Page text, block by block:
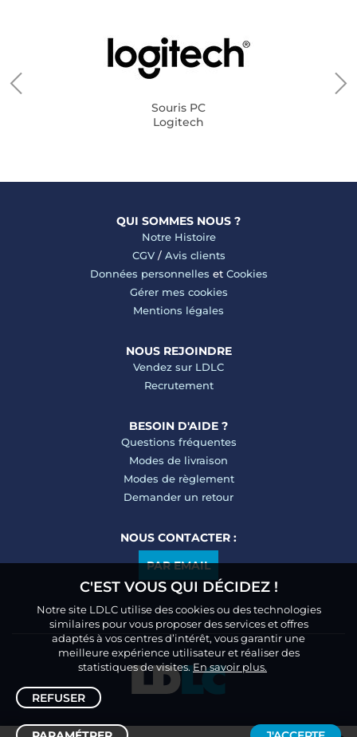
Souris PC
Logitech
QUI SOMMES NOUS ?
Notre Histoire
CGV/ Avis clients
Données personnelles et Cookies
Gérer mes cookies
Mentions légales
NOUS REJOINDRE
Vendez sur LDLC
Recrutement
BESOIN D'AIDE ?
Questions fréquentes
Modes de livraison
Modes de règlement
Demander un retour
NOUS CONTACTER :
PAR EMAIL
C'EST VOUS QUI DÉCIDEZ !
Notre site LDLC utilise des cookies ou des technologies
similaires pour vous proposer des services et offres
adaptés à vos centres d’intérêt, vous garantir une
meilleure expérience utilisateur et réaliser des
statistiques de visites.En savoir plus.
REFUSER